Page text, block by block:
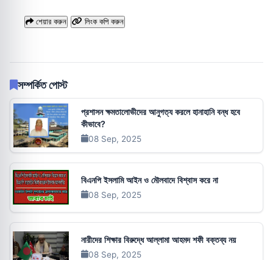
শেয়ার করুন লিংক কপি করুন
সম্পর্কিত পোস্ট
প্রশাসন ক্ষমতালোভীদের আনুগত্য করলে হানাহানি বন্ধ হবে
কীভাবে?
08 Sep, 2025
বিএনপি ইসলামি আইন ও মৌলবাদে বিশ্বাস করে না
08 Sep, 2025
নারীদের শিক্ষার বিরুদ্ধে আল্লামা আহমদ শফী বক্তব্য নয়
08 Sep, 2025